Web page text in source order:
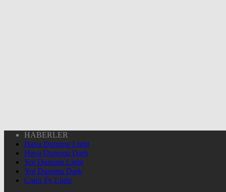
HABERLER
Hava Durumu Light
Hava Durumu Dark
Yol Durumu Light
Yol Durumu Dark
Canlı Tv Light